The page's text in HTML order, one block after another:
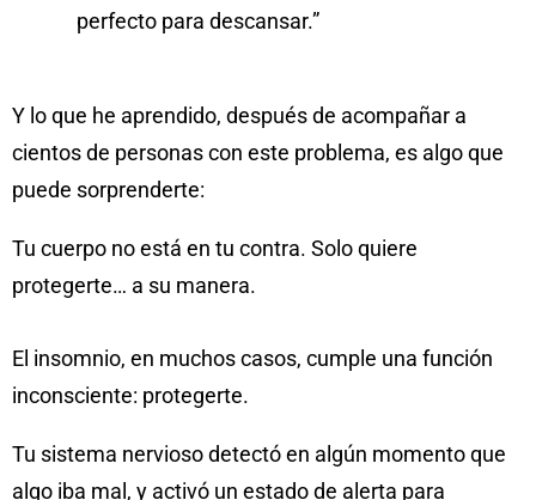
perfecto para descansar.”
Y lo que he aprendido, después de acompañar a
cientos de personas con este problema, es algo que
puede sorprenderte:
Tu cuerpo no está en tu contra. Solo quiere
protegerte… a su manera.
El insomnio, en muchos casos, cumple una función
inconsciente: protegerte.
Tu sistema nervioso detectó en algún momento que
algo iba mal, y activó un estado de alerta para